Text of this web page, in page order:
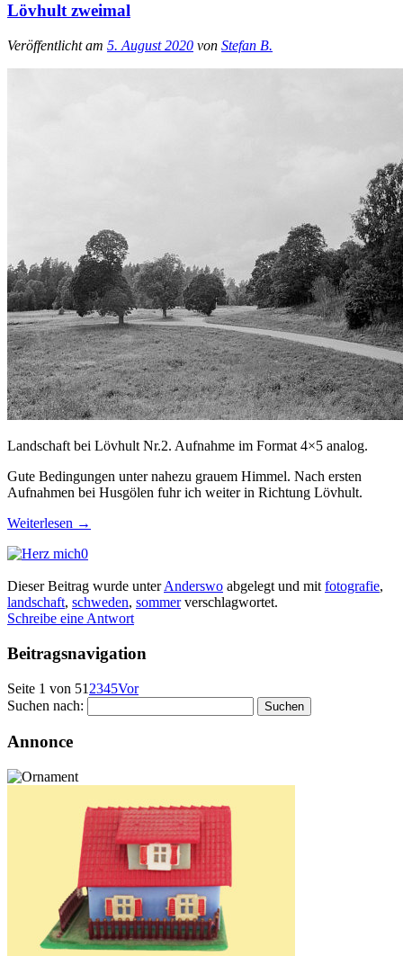
Lövhult zweimal
Veröffentlicht am 5. August 2020 von Stefan B.
Landschaft bei Lövhult Nr.2. Aufnahme im Format 4×5 analog.
Gute Bedingungen unter nahezu grauem Himmel. Nach ersten
Aufnahmen bei Husgölen fuhr ich weiter in Richtung Lövhult.
Weiterlesen →
0
Dieser Beitrag wurde unterAnderswo abgelegt und mit fotografie,
landschaft, schweden, sommerverschlagwortet.
Schreibe eine Antwort
Beitragsnavigation
Seite 1 von 51 2345Vor
Suchen nach:
Annonce